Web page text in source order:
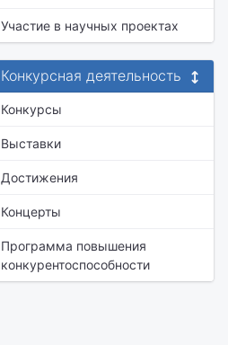
Участие в научных проектах
Конкурсная деятельность
Конкурсы
Выставки
Достижения
Концерты
Программа повышения
конкурентоспособности